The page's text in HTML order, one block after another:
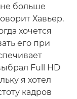
больше
Хавьер.
хочется
его при
Full HD
я хотел
кадров